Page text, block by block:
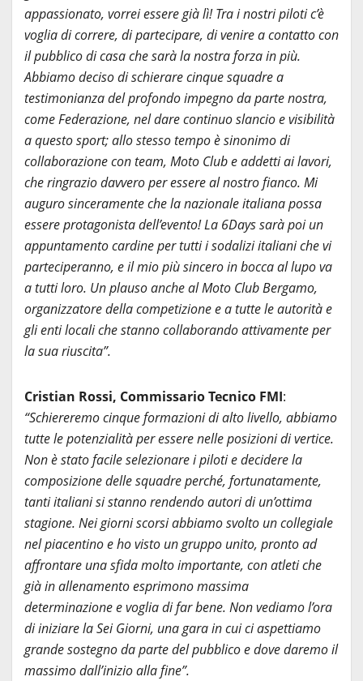
appassionato, vorrei essere già lì! Tra i nostri piloti c’è
voglia di correre, di partecipare, di venire a contatto con
il pubblico di casa che sarà la nostra forza in più.
Abbiamo deciso di schierare cinque squadre a
testimonianza del profondo impegno da parte nostra,
come Federazione, nel dare continuo slancio e visibilità
a questo sport; allo stesso tempo è sinonimo di
collaborazione con team, Moto Club e addetti ai lavori,
che ringrazio davvero per essere al nostro fianco. Mi
auguro sinceramente che la nazionale italiana possa
essere protagonista dell’evento! La 6Days sarà poi un
appuntamento cardine per tutti i sodalizi italiani che vi
parteciperanno, e il mio più sincero in bocca al lupo va
a tutti loro. Un plauso anche al Moto Club Bergamo,
organizzatore della competizione e a tutte le autorità e
gli enti locali che stanno collaborando attivamente per
la sua riuscita”.
Cristian Rossi, Commissario Tecnico FMI:
“Schiereremo cinque formazioni di alto livello, abbiamo
tutte le potenzialità per essere nelle posizioni di vertice.
Non è stato facile selezionare i piloti e decidere la
composizione delle squadre perché, fortunatamente,
tanti italiani si stanno rendendo autori di un’ottima
stagione. Nei giorni scorsi abbiamo svolto un collegiale
nel piacentino e ho visto un gruppo unito, pronto ad
affrontare una sfida molto importante, con atleti che
già in allenamento esprimono massima
determinazione e voglia di far bene. Non vediamo l’ora
di iniziare la Sei Giorni, una gara in cui ci aspettiamo
grande sostegno da parte del pubblico e dove daremo il
massimo dall’inizio alla fine”.